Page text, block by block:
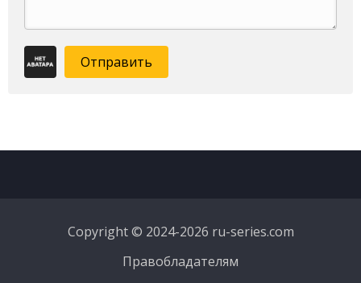
Отправить
Copyright © 2024-2026 ru-series.com
Правобладателям